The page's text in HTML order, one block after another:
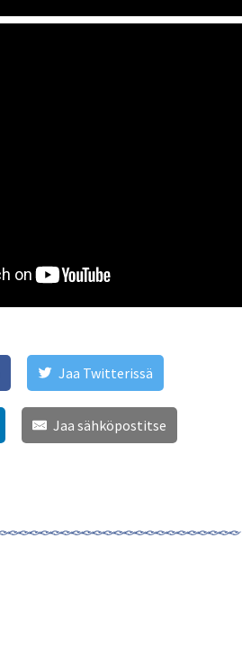
Jaa Twitterissä
Jaa sähköpostitse